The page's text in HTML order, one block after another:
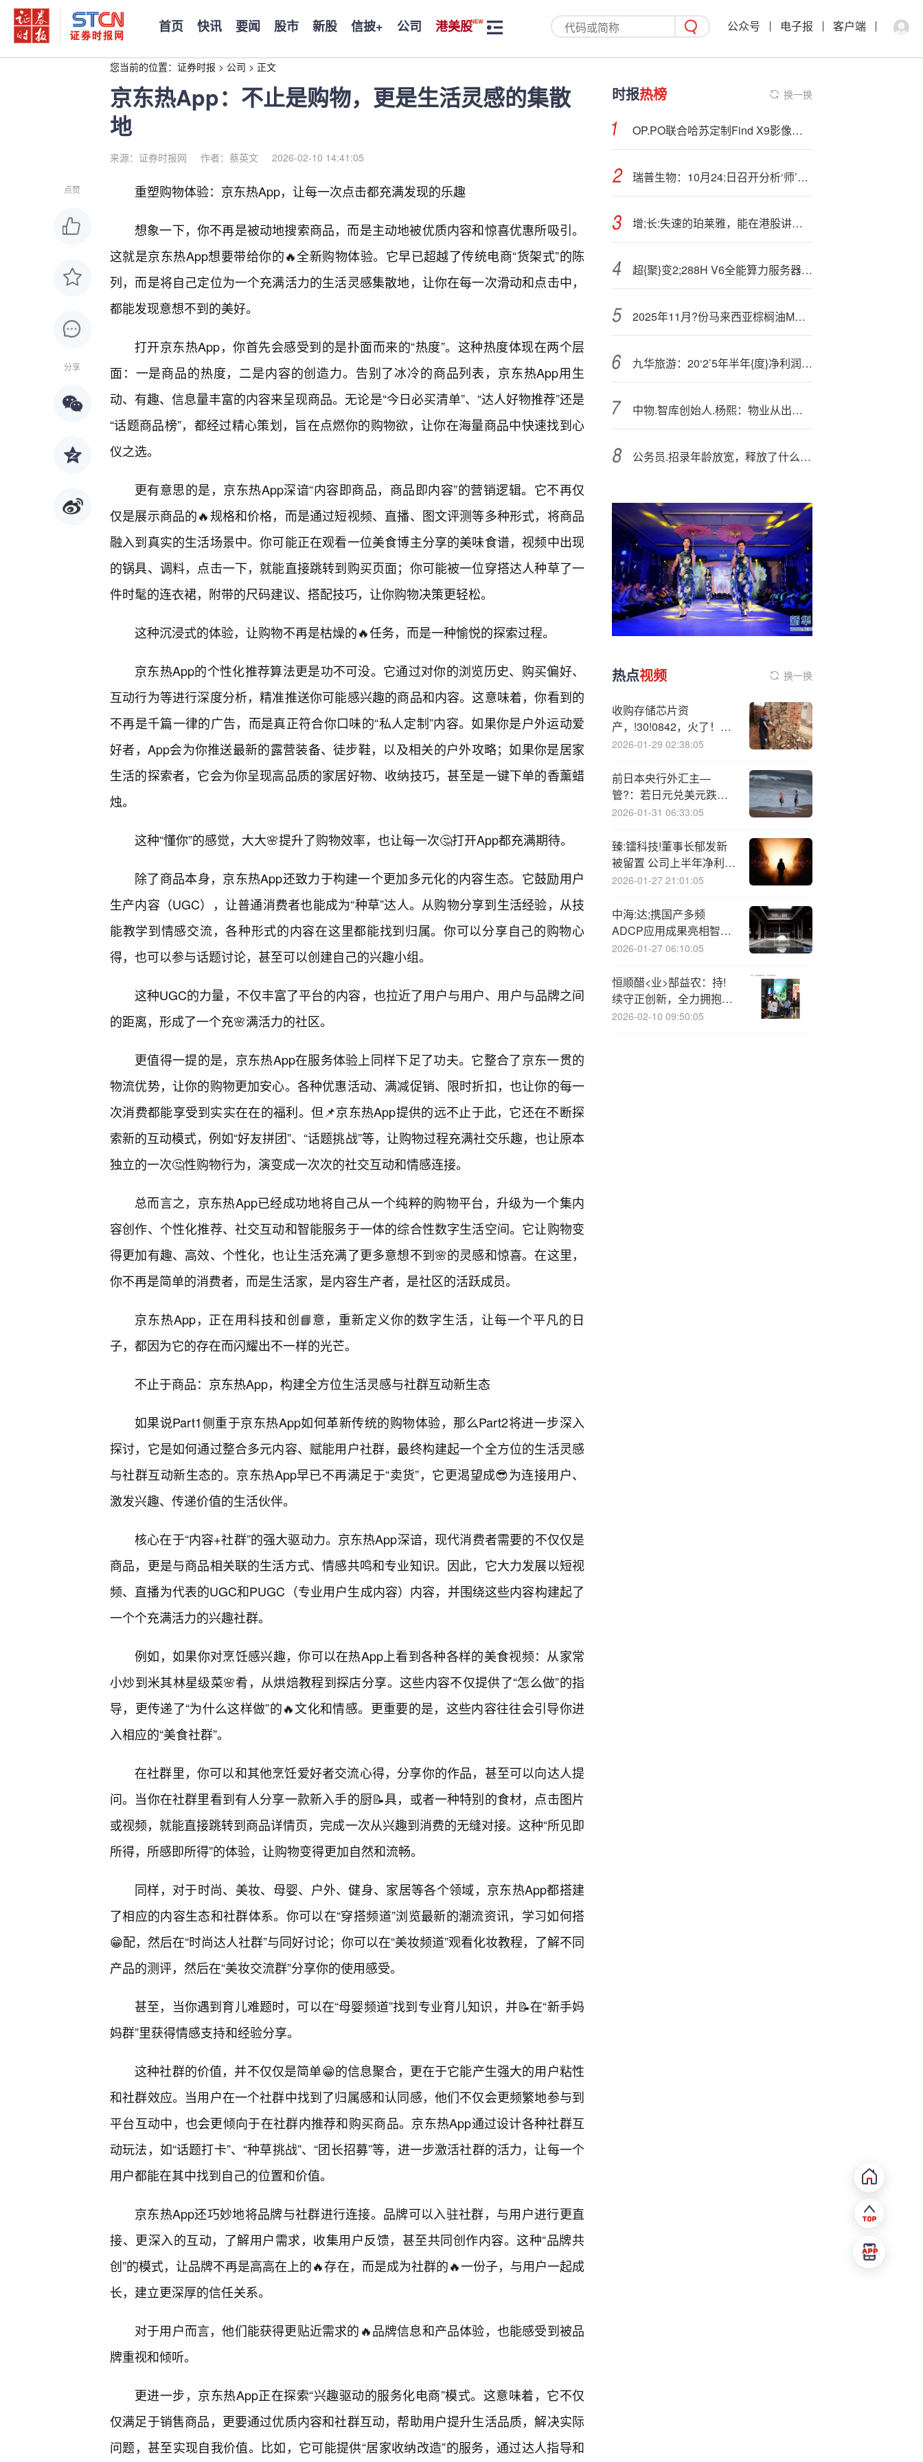
首页 快讯 要闻 股市 新股 信披+ 公司 港美股 公众号 电子报 客户端
您当前的位置： 证券时报 > 公司 > 正文
京东热App：不止是购物，更是生活灵感的集散
地
来源：证券时报网 作者：蔡英文 2026-02-10 14:41:05
点赞
分享
重塑购物体验：京东热App，让每一次点击都充满发现的乐趣
想象一下，你不再是被动地搜索商品，而是主动地被优质内容和惊喜优惠所吸引。
这就是京东热App想要带给你的🔥全新购物体验。它早已超越了传统电商“货架式”的陈
列，而是将自己定位为一个充满活力的生活灵感集散地，让你在每一次滑动和点击中，
都能发现意想不到的美好。
打开京东热App，你首先会感受到的是扑面而来的“热度”。这种热度体现在两个层
面：一是商品的热度，二是内容的创造力。告别了冰冷的商品列表，京东热App用生
动、有趣、信息量丰富的内容来呈现商品。无论是“今日必买清单”、“达人好物推荐”还是
“话题商品榜”，都经过精心策划，旨在点燃你的购物欲，让你在海量商品中快速找到心
仪之选。
更有意思的是，京东热App深谙“内容即商品，商品即内容”的营销逻辑。它不再仅
仅是展示商品的🔥规格和价格，而是通过短视频、直播、图文评测等多种形式，将商品
融入到真实的生活场景中。你可能正在观看一位美食博主分享的美味食谱，视频中出现
的锅具、调料，点击一下，就能直接跳转到购买页面；你可能被一位穿搭达人种草了一
件时髦的连衣裙，附带的尺码建议、搭配技巧，让你购物决策更轻松。
这种沉浸式的体验，让购物不再是枯燥的🔥任务，而是一种愉悦的探索过程。
京东热App的个性化推荐算法更是功不可没。它通过对你的浏览历史、购买偏好、
互动行为等进行深度分析，精准推送你可能感兴趣的商品和内容。这意味着，你看到的
不再是千篇一律的广告，而是真正符合你口味的“私人定制”内容。如果你是户外运动爱
好者，App会为你推送最新的露营装备、徒步鞋，以及相关的户外攻略；如果你是居家
生活的探索者，它会为你呈现高品质的家居好物、收纳技巧，甚至是一键下单的香薰蜡
烛。
这种“懂你”的感觉，大大🌸提升了购物效率，也让每一次🤔打开App都充满期待。
除了商品本身，京东热App还致力于构建一个更加多元化的内容生态。它鼓励用户
生产内容（UGC），让普通消费者也能成为“种草”达人。从购物分享到生活经验，从技
能教学到情感交流，各种形式的内容在这里都能找到归属。你可以分享自己的购物心
得，也可以参与话题讨论，甚至可以创建自己的兴趣小组。
这种UGC的力量，不仅丰富了平台的内容，也拉近了用户与用户、用户与品牌之间
的距离，形成了一个充🌸满活力的社区。
更值得一提的是，京东热App在服务体验上同样下足了功夫。它整合了京东一贯的
物流优势，让你的购物更加安心。各种优惠活动、满减促销、限时折扣，也让你的每一
次消费都能享受到实实在在的福利。但📌京东热App提供的远不止于此，它还在不断探
索新的互动模式，例如“好友拼团”、“话题挑战”等，让购物过程充满社交乐趣，也让原本
独立的一次🤔性购物行为，演变成一次次的社交互动和情感连接。
总而言之，京东热App已经成功地将自己从一个纯粹的购物平台，升级为一个集内
容创作、个性化推荐、社交互动和智能服务于一体的综合性数字生活空间。它让购物变
得更加有趣、高效、个性化，也让生活充满了更多意想不到🌸的灵感和惊喜。在这里，
你不再是简单的消费者，而是生活家，是内容生产者，是社区的活跃成员。
京东热App，正在用科技和创📘意，重新定义你的数字生活，让每一个平凡的日
子，都因为它的存在而闪耀出不一样的光芒。
不止于商品：京东热App，构建全方位生活灵感与社群互动新生态
如果说Part1侧重于京东热App如何革新传统的购物体验，那么Part2将进一步深入
探讨，它是如何通过整合多元内容、赋能用户社群，最终构建起一个全方位的生活灵感
与社群互动新生态的。京东热App早已不再满足于“卖货”，它更渴望成😎为连接用户、
激发兴趣、传递价值的生活伙伴。
核心在于“内容+社群”的强大驱动力。京东热App深谙，现代消费者需要的不仅仅是
商品，更是与商品相关联的生活方式、情感共鸣和专业知识。因此，它大力发展以短视
频、直播为代表的UGC和PUGC（专业用户生成内容）内容，并围绕这些内容构建起了
一个个充满活力的兴趣社群。
例如，如果你对烹饪感兴趣，你可以在热App上看到各种各样的美食视频：从家常
小炒到米其林星级菜🌸肴，从烘焙教程到探店分享。这些内容不仅提供了“怎么做”的指
导，更传递了“为什么这样做”的🔥文化和情感。更重要的是，这些内容往往会引导你进
入相应的“美食社群”。
在社群里，你可以和其他烹饪爱好者交流心得，分享你的作品，甚至可以向达人提
问。当你在社群里看到有人分享一款新入手的厨📝具，或者一种特别的食材，点击图片
或视频，就能直接跳转到商品详情页，完成一次从兴趣到消费的无缝对接。这种“所见即
所得，所感即所得”的体验，让购物变得更加自然和流畅。
同样，对于时尚、美妆、母婴、户外、健身、家居等各个领域，京东热App都搭建
了相应的内容生态和社群体系。你可以在“穿搭频道”浏览最新的潮流资讯，学习如何搭
😁配，然后在“时尚达人社群”与同好讨论；你可以在“美妆频道”观看化妆教程，了解不同
产品的测评，然后在“美妆交流群”分享你的使用感受。
甚至，当你遇到育儿难题时，可以在“母婴频道”找到专业育儿知识，并📝在“新手妈
妈群”里获得情感支持和经验分享。
这种社群的价值，并不仅仅是简单😁的信息聚合，更在于它能产生强大的用户粘性
和社群效应。当用户在一个社群中找到了归属感和认同感，他们不仅会更频繁地参与到
平台互动中，也会更倾向于在社群内推荐和购买商品。京东热App通过设计各种社群互
动玩法，如“话题打卡”、“种草挑战”、“团长招募”等，进一步激活社群的活力，让每一个
用户都能在其中找到自己的位置和价值。
京东热App还巧妙地将品牌与社群进行连接。品牌可以入驻社群，与用户进行更直
接、更深入的互动，了解用户需求，收集用户反馈，甚至共同创作内容。这种“品牌共
创”的模式，让品牌不再是高高在上的🔥存在，而是成为社群的🔥一份子，与用户一起成
长，建立更深厚的信任关系。
对于用户而言，他们能获得更贴近需求的🔥品牌信息和产品体验，也能感受到被品
牌重视和倾听。
更进一步，京东热App正在探索“兴趣驱动的服务化电商”模式。这意味着，它不仅
仅满足于销售商品，更要通过优质内容和社群互动，帮助用户提升生活品质，解决实际
问题，甚至实现自我价值。比如，它可能提供“居家收纳改造”的服务，通过达人指导和
时报热榜 换一换
OP.PO联合哈苏定制Find X9影像套装，标准版也有专属配件
瑞普生物：10月24:日召开分析‘师’会议，中信证券、天风证券等多家机构参与
增;长:失速的珀莱雅，能在港股讲出新故事吗？
超{聚}变2;288H V6全能算力服务器灵活应用热卖
2025年11月?份马来西亚棕榈油MPOB报告解读
九华旅游：20‘2’5年半年{度}净利润约1.42亿元，同比增加23.96%
中物.智库创始人.杨熙：物业从出生起就是为销售价值而存在，而非服务价值
公务员.招录年龄放宽，释放了什么信号？
热点视频 换一换
收购存储芯片资
产，!30!0842，火了！超
级牛股透露，重磅复产
2026-01-29 02:38:05
前日本央行外汇主—
管?：若日元兑美元跌至
160或触发干预
2026-01-31 06:33:05
臻:镭科技!董事长郁发新
被留置 公司上半年净利润
增长超十倍
2026-01-27 21:01:05
中海:达;携国产多频
ADCP应用成果亮相智能
水文监测与预报学术研讨
2026-01-27 06:10:05
恒顺醋<业>郜益农：持!
续守正创新，全力拥抱大
健康产业
2026-02-10 09:50:05